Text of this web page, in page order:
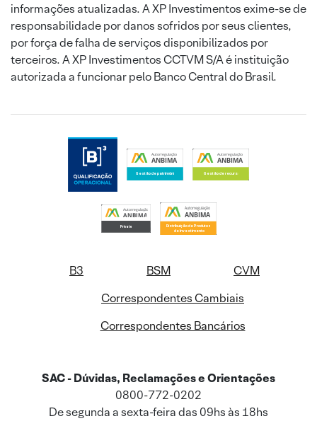
informações atualizadas. A XP Investimentos exime-se de
responsabilidade por danos sofridos por seus clientes,
por força de falha de serviços disponibilizados por
terceiros. A XP Investimentos CCTVM S/A é instituição
autorizada a funcionar pelo Banco Central do Brasil.
B3 BSM
CVM
Correspondentes Cambiais
Correspondentes Bancários
SAC - Dúvidas, Reclamações e Orientações
0800-772-0202
De segunda a sexta-feira das 09hs às 18hs